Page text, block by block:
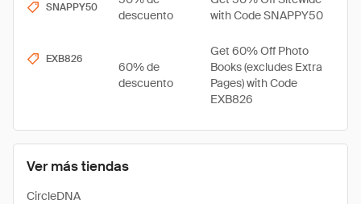
Ver más tiendas
CircleDNA
SNAPPY50
descuento
with Code SNAPPY50
EXB826
60% de
descuento
Get 60% Off Photo
Books (excludes Extra
Pages) with Code
EXB826